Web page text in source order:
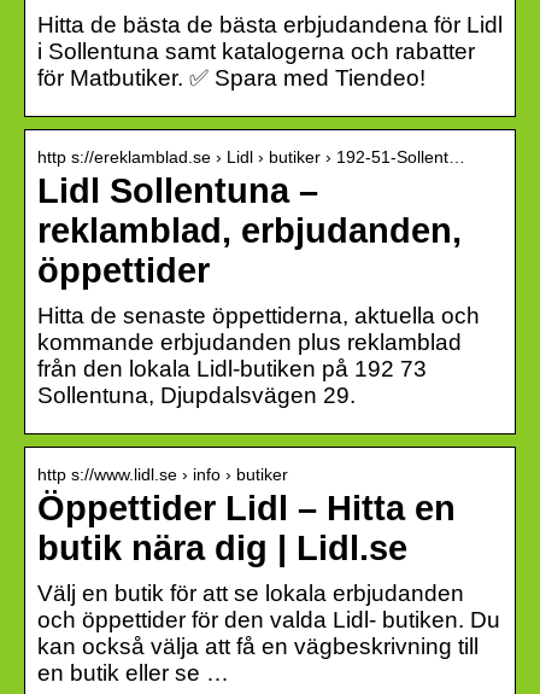
Hitta de bästa de bästa erbjudandena för Lidl
i Sollentuna samt katalogerna och rabatter
för Matbutiker. ✅ Spara med Tiendeo!
http s://ereklamblad.se › Lidl › butiker › 192-51-Sollent…
Lidl Sollentuna –
reklamblad, erbjudanden,
öppettider
Hitta de senaste öppettiderna, aktuella och
kommande erbjudanden plus reklamblad
från den lokala Lidl-butiken på 192 73
Sollentuna, Djupdalsvägen 29.
http s://www.lidl.se › info › butiker
Öppettider Lidl – Hitta en
butik nära dig | Lidl.se
Välj en butik för att se lokala erbjudanden
och öppettider för den valda Lidl- butiken. Du
kan också välja att få en vägbeskrivning till
en butik eller se …